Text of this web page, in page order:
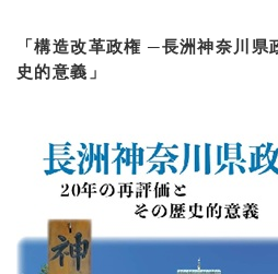
「構造改革政権 ─長洲神奈川
史的意義」